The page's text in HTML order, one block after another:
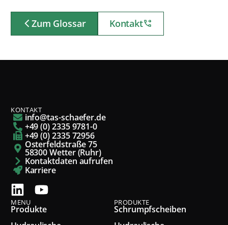
Zum Glossar Kontakt
KONTAKT
info@tas-schaefer.de
+49 (0) 2335 9781-0
+49 (0) 2335 72956
Osterfeldstraße 75
58300 Wetter (Ruhr)
Kontaktdaten aufrufen
Karriere
MENU
Produkte
PRODUKTE
Schrumpfscheiben